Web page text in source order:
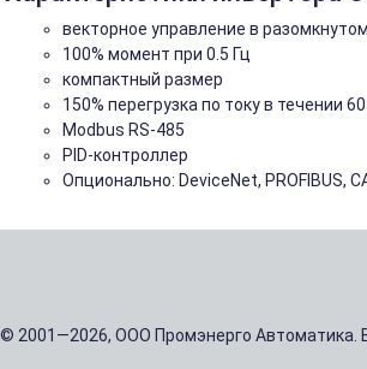
векторное управление в
100% момент при 0.5 Гц
компактный размер
150% перегрузка по току в течении
Modbus RS-485
PID-контроллер
Опционально: DeviceNet, PROFIBUS,
© 2001—2026, ООО Промэнерго Автоматика.